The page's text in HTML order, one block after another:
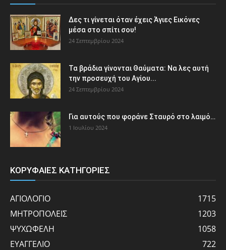
Δες τι γίνεται όταν έχεις Άγιες Εικόνες
μέσα στο σπίτι σου!
24 Σεπτεμβρίου 2024
Τα βράδια γίνονται Θαύματα: Να λες αυτή
την προσευχή του Αγίου...
24 Σεπτεμβρίου 2024
Για αυτούς που φοράνε Σταυρό στο λαιμό…
1 Ιουλίου 2024
ΚΟΡΥΦΑΙΕΣ ΚΑΤΗΓΟΡΙΕΣ
ΑΓΙΟΛΟΓΙΟ
1715
ΜΗΤΡΟΠΟΛΕΙΣ
1203
ΨΥΧΩΦΕΛΗ
1058
ΕΥΑΓΓΕΛΙΟ
722